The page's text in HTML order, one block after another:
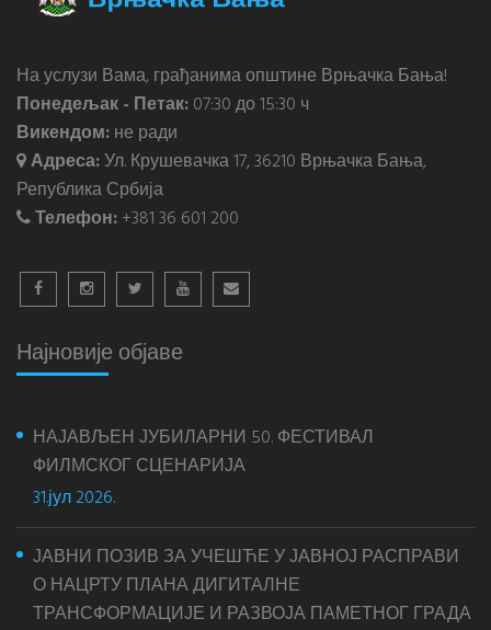
На услузи Вама, грађанима општине Врњачка Бања!
Понедељак - Петак:07:30 до 15:30 ч
Викендом:не ради
Адреса:Ул. Крушевачка 17, 36210 Врњачка Бања,
Република Србија
Телефон:+381 36 601 200
Најновије објаве
НАЈАВЉЕН ЈУБИЛАРНИ 50. ФЕСТИВАЛ
ФИЛМСКОГ СЦЕНАРИЈА
31.јул 2026.
ЈАВНИ ПОЗИВ ЗА УЧЕШЋЕ У ЈАВНОЈ РАСПРАВИ
О НАЦРТУ ПЛАНА ДИГИТАЛНЕ
ТРАНСФОРМАЦИЈЕ И РАЗВОЈА ПАМЕТНОГ ГРАДА